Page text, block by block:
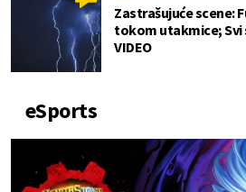
Zastrašujuće scene:
tokom utakmice; Svi
VIDEO
eSports